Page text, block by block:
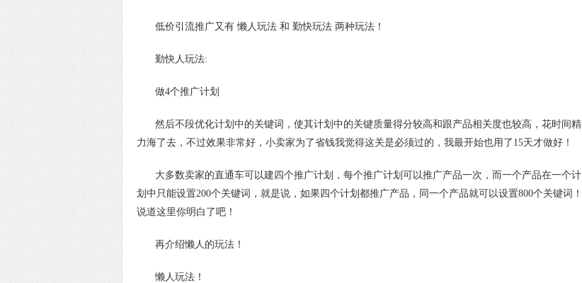
低价引流推广又有 懒人玩法 和 勤快玩法 两种玩法！
勤快人玩法:
做4个推广计划
然后不段优化计划中的关键词，使其计划中的关键质量得分较高和跟产品相关度也较高，花时间精
力海了去，不过效果非常好，小卖家为了省钱我觉得这关是必须过的，我最开始也用了15天才做好！
大多数卖家的直通车可以建四个推广计划，每个推广计划可以推广产品一次，而一个产品在一个计
划中只能设置200个关键词，就是说，如果四个计划都推广产品，同一个产品就可以设置800个关键词！
说道这里你明白了吧！
再介绍懒人的玩法！
懒人玩法！